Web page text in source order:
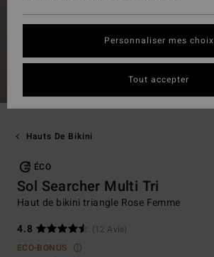
Hauts De Bikini
ÉCO
Sol Searcher Multi Tri
Haut de bikini triangle Rose Femme
4.8
(12 Avis)
ECO-BONUS
Personnaliser mes choix
Tout accepter